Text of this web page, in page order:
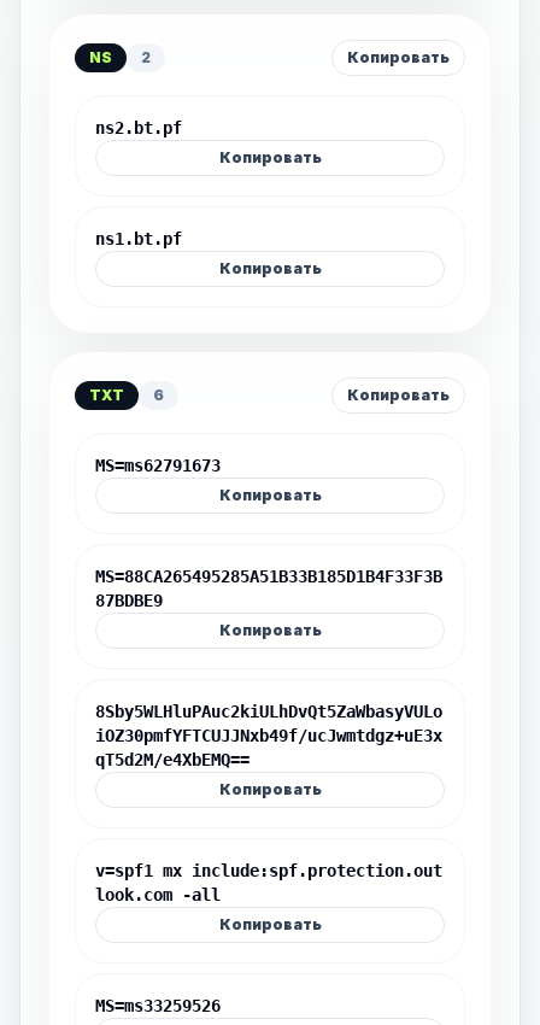
NS 2 Копировать
ns2.bt.pf
Копировать
ns1.bt.pf
Копировать
TXT 6 Копировать
MS=ms62791673
Копировать
MS=88CA265495285A51B33B185D1B4F33F3B
87BDBE9
Копировать
8Sby5WLHluPAuc2kiULhDvQt5ZaWbasyVULo
iOZ30pmfYFTCUJJNxb49f/ucJwmtdgz+uE3x
qT5d2M/e4XbEMQ==
Копировать
v=spf1 mx include:spf.protection.out
look.com -all
Копировать
MS=ms33259526